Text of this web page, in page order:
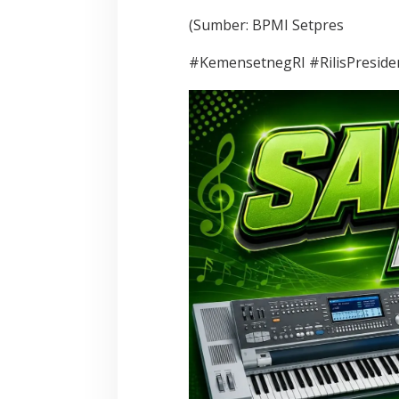
(Sumber: BPMI Setpres
#KemensetnegRI